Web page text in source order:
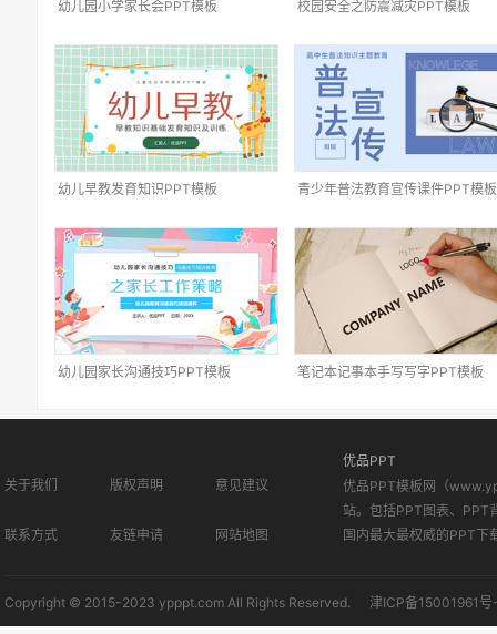
幼儿园小学家长会PPT模板 校园安全之防震减灾PPT模板
幼儿早教发育知识PPT模板 青少年普法教育宣传课件PPT模板
幼儿园家长沟通技巧PPT模板 笔记本记事本手写写字PPT模板
关于我们 版权声明 意见建议
联系方式 友链申请 网站地图
优品PPT
优品PPT模板网（
站。包括PPT图表、PPT
国内最大最权威的PPT下
Copyright © 2015-2023 ypppt.com All Rights Reserved. 津ICP备15001961号